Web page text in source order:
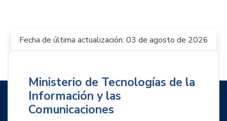
Fecha de última actualización: 03 de agosto de 2026
Ministerio de Tecnologías de la
Información y las
Comunicaciones